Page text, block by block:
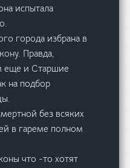
испытала
города избрана в
Правда,
еще и Старшие
на подбор
без всяких
в гареме полном
что -то хотят